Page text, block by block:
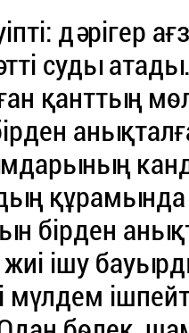
дәрігер
суды
қанттың
бірден
жиі ішу
мүлдем